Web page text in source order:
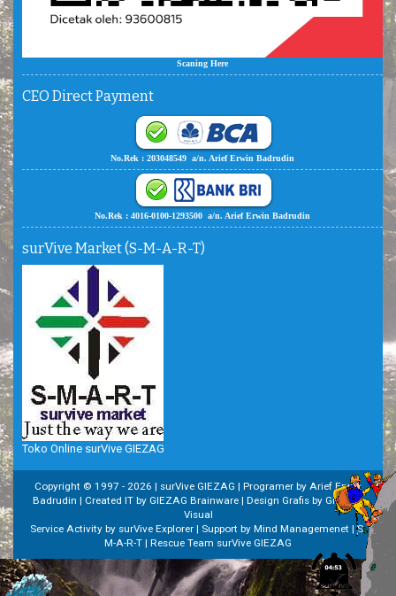
Scaning Here
CEO Direct Payment
No.Rek : 203048549 a/n. Arief Erwin Badrudin
No.Rek : 4016-0100-1293500 a/n. Arief Erwin Badrudin
surVive Market (S-M-A-R-T)
Toko Online surVive GIEZAG
Copyright © 1997 - 2026 | surVive GIEZAG | Programer by Arief Erwin
Badrudin | Created IT by GIEZAG Brainware | Design Grafis by GIEZAG
Visual
Service Activity by surVive Explorer | Support by Mind Managemenet | S-
M-A-R-T | Rescue Team surVive GIEZAG